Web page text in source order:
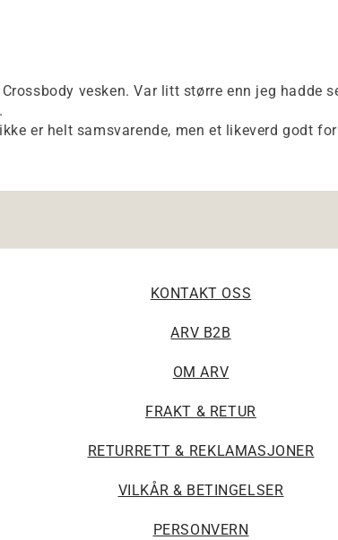
vesken. Var litt større enn jeg hadde
er helt samsvarende, men et likeverd godt
KONTAKT OSS
ARV B2B
OM ARV
FRAKT & RETUR
RETURRETT & REKLAMASJONER
VILKÅR & BETINGELSER
PERSONVERN